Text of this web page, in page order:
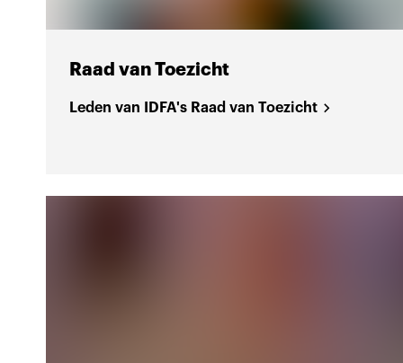
Raad van Toezicht
Leden van IDFA's Raad van Toezicht